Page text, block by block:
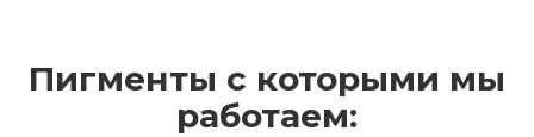
Пигменты с которыми мы
работаем: